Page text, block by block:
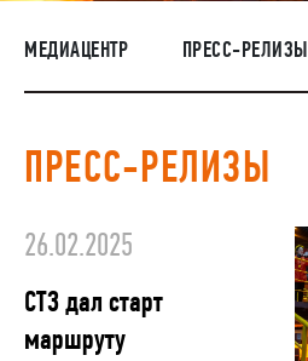
НАШИ ЛЮДИ
ОКРУЖАЮЩАЯ СРЕДА
ЗАКУПКИ
МЕДИАЦЕНТР ПРЕСС-РЕЛИЗЫ
ПРЕСС-РЕЛИЗЫ
26.02.2025
СТЗ дал старт
маршруту